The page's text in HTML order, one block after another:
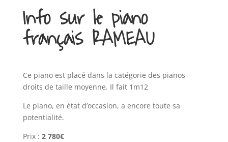
Info sur le piano
français RAMEAU
Ce piano est placé dans la catégorie des pianos
droits de taille moyenne. Il fait 1m12
Le piano, en état d’occasion, a encore toute sa
potentialité.
Prix : 2 780€